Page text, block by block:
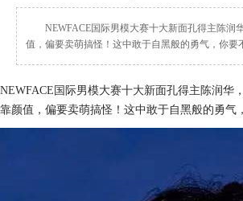
NEWFACE国际男模大赛十大新面孔得主陈
值，偏要卖萌搞怪！这中敢于自黑般的勇气，你要
NEWFACE国际男模大赛十大新面孔得主陈润华
靠颜值，偏要卖萌搞怪！这中敢于自黑般的勇气